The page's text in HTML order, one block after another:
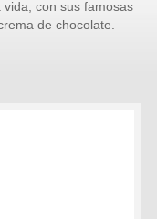
vida, con sus famosas
de chocolate.